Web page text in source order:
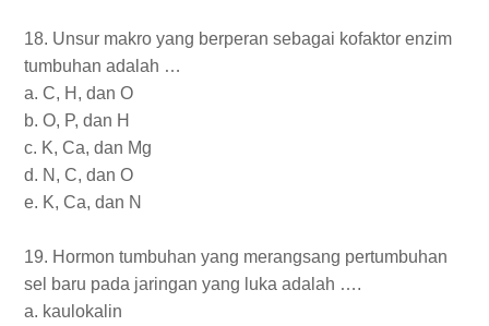
18. Unsur makro yang berperan sebagai kofaktor enzim
tumbuhan adalah …
a. C, H, dan O
b. O, P, dan H
c. K, Ca, dan Mg
d. N, C, dan O
e. K, Ca, dan N
19. Hormon tumbuhan yang merangsang pertumbuhan
sel baru pada jaringan yang luka adalah ….
a. kaulokalin